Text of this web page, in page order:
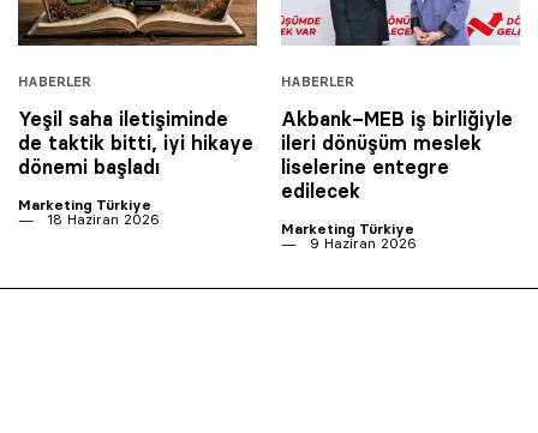
HABERLER
Yeşil saha iletişiminde
de taktik bitti, iyi hikaye
dönemi başladı
Marketing Türkiye
18 Haziran 2026
HABERLER
Akbank–MEB iş birliğiyle
ileri dönüşüm meslek
liselerine entegre
edilecek
Marketing Türkiye
9 Haziran 2026